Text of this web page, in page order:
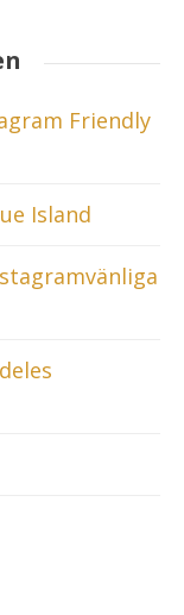
Friendly
Island